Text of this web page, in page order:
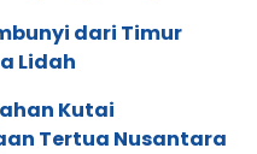
dari Timur
Lidah
Kutai
Tertua Nusantara